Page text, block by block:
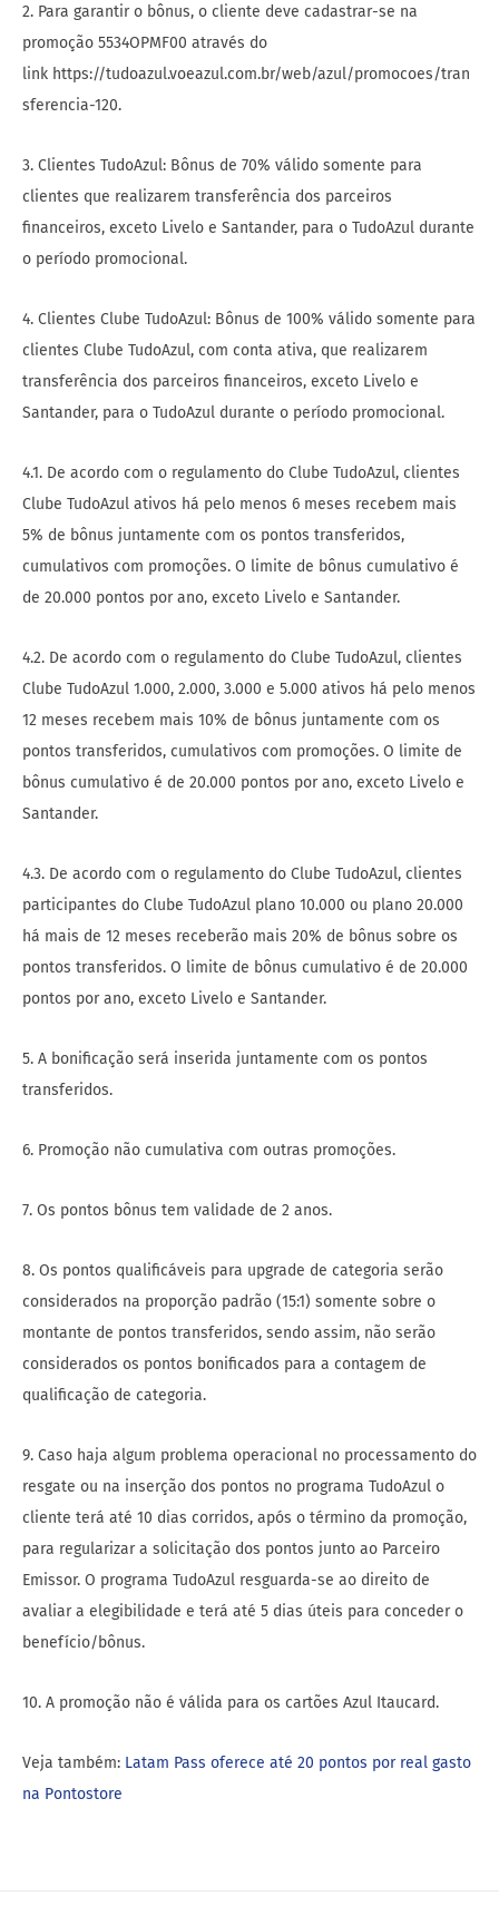
2. Para garantir o bônus, o cliente deve cadastrar-se na
promoção 5534OPMF00 através do
link https://tudoazul.voeazul.com.br/web/azul/promocoes/tran
sferencia-120.
3. Clientes TudoAzul: Bônus de 70% válido somente para
clientes que realizarem transferência dos parceiros
financeiros, exceto Livelo e Santander, para o TudoAzul durante
o período promocional.
4. Clientes Clube TudoAzul: Bônus de 100% válido somente para
clientes Clube TudoAzul, com conta ativa, que realizarem
transferência dos parceiros financeiros, exceto Livelo e
Santander, para o TudoAzul durante o período promocional.
4.1. De acordo com o regulamento do Clube TudoAzul, clientes
Clube TudoAzul ativos há pelo menos 6 meses recebem mais
5% de bônus juntamente com os pontos transferidos,
cumulativos com promoções. O limite de bônus cumulativo é
de 20.000 pontos por ano, exceto Livelo e Santander.
4.2. De acordo com o regulamento do Clube TudoAzul, clientes
Clube TudoAzul 1.000, 2.000, 3.000 e 5.000 ativos há pelo menos
12 meses recebem mais 10% de bônus juntamente com os
pontos transferidos, cumulativos com promoções. O limite de
bônus cumulativo é de 20.000 pontos por ano, exceto Livelo e
Santander.
4.3. De acordo com o regulamento do Clube TudoAzul, clientes
participantes do Clube TudoAzul plano 10.000 ou plano 20.000
há mais de 12 meses receberão mais 20% de bônus sobre os
pontos transferidos. O limite de bônus cumulativo é de 20.000
pontos por ano, exceto Livelo e Santander.
5. A bonificação será inserida juntamente com os pontos
transferidos.
6. Promoção não cumulativa com outras promoções.
7. Os pontos bônus tem validade de 2 anos.
8. Os pontos qualificáveis para upgrade de categoria serão
considerados na proporção padrão (15:1) somente sobre o
montante de pontos transferidos, sendo assim, não serão
considerados os pontos bonificados para a contagem de
qualificação de categoria.
9. Caso haja algum problema operacional no processamento do
resgate ou na inserção dos pontos no programa TudoAzul o
cliente terá até 10 dias corridos, após o término da promoção,
para regularizar a solicitação dos pontos junto ao Parceiro
Emissor. O programa TudoAzul resguarda-se ao direito de
avaliar a elegibilidade e terá até 5 dias úteis para conceder o
benefício/bônus.
10. A promoção não é válida para os cartões Azul Itaucard.
Veja também: Latam Pass oferece até 20 pontos por real gasto
na Pontostore